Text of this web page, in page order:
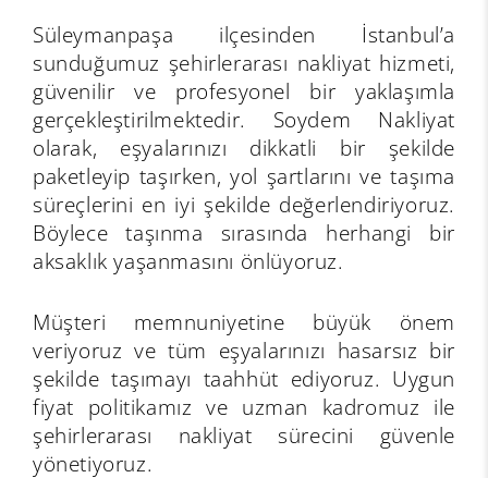
Süleymanpaşa ilçesinden İstanbul’a
sunduğumuz şehirlerarası nakliyat hizmeti,
güvenilir ve profesyonel bir yaklaşımla
gerçekleştirilmektedir. Soydem Nakliyat
olarak, eşyalarınızı dikkatli bir şekilde
paketleyip taşırken, yol şartlarını ve taşıma
süreçlerini en iyi şekilde değerlendiriyoruz.
Böylece taşınma sırasında herhangi bir
aksaklık yaşanmasını önlüyoruz.
Müşteri memnuniyetine büyük önem
veriyoruz ve tüm eşyalarınızı hasarsız bir
şekilde taşımayı taahhüt ediyoruz. Uygun
fiyat politikamız ve uzman kadromuz ile
şehirlerarası nakliyat sürecini güvenle
yönetiyoruz.